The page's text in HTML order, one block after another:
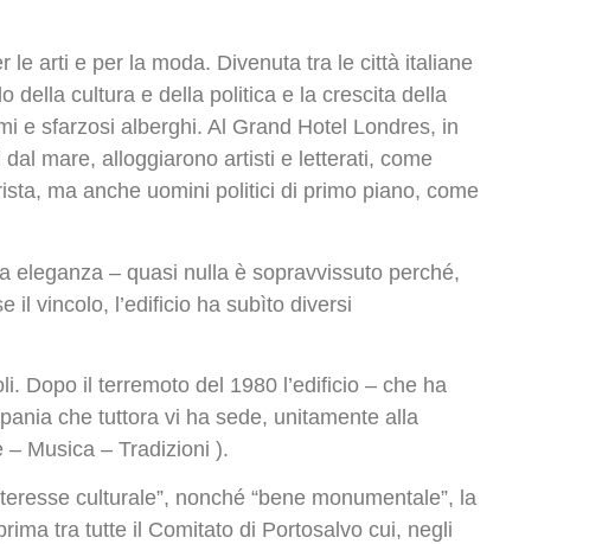
le arti e per la moda. Divenuta tra le città italiane
della cultura e della politica e la crescita della
e sfarzosi alberghi. Al Grand Hotel Londres, in
mare, alloggiarono artisti e letterati, come
ma anche uomini politici di primo piano, come
eleganza – quasi nulla è sopravvissuto perché,
il vincolo, l’edificio ha subìto diversi
Dopo il terremoto del 1980 l’edificio – che ha
che tuttora vi ha sede, unitamente alla
– Musica – Tradizioni ).
culturale”, nonché “bene monumentale”, la
tra tutte il Comitato di Portosalvo cui, negli